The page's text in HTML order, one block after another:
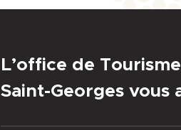
L’office de
Saint-Georges vous